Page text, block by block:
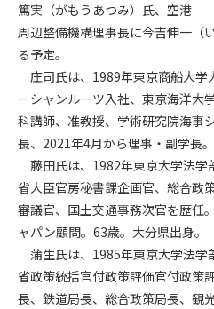
篤実（がもうあつみ）氏、空港
周辺整備機構理事長に今吉伸一（
る予定。
庄司氏は、1989年東京商船大学
ーシャンルーツ入社、東京海洋大
科講師、准教授、学術研究院海事
長、2021年4月から理事・副学長
藤田氏は、1982年東京大学法学
省大臣官房秘書課企画官、総合政
審議官、国土交通事務次官を歴任
ャパン顧問。63歳。大分県出身。
蒲生氏は、1985年東京大学法学
省政策統括官付政策評価官付政策
長、鉄道局長、総合政策局長、観
後、管理者がこれを承認した者を
第4条（会員の定義と登録）
1. 管理者は前条により審査の結
の何れかの項目に該当するこ
員としての権限を承認しないこ
(1) 会員申し込みをした者が実在
(2) 本規約に違反した場合/li>
(3) 会員申し込みの際、申告事項
(4) 会員申込者が管理者所定の手
理を行わなかった場合
(5) その他管理者が会員とするこ
2. 管理者は承認後であっても承
当することが判明した場合、
ます。